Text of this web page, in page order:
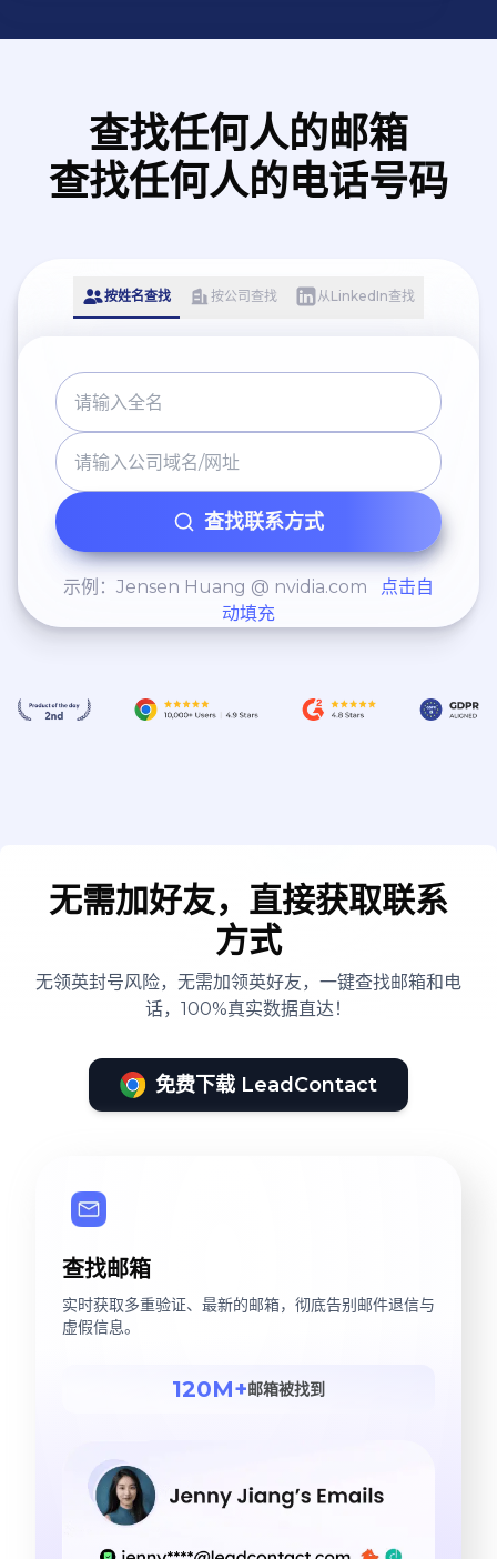
查找任何人的邮箱
查找任何人的电话号码
按姓名查找 按公司查找 从LinkedIn查找
查找联系方式
示例：Jensen Huang @ nvidia.com
点击自
动填充
无需加好友，直接获取联系
方式
无领英封号风险，无需加领英好友，一键查找邮箱和电
话，100%真实数据直达！
免费下载 LeadContact
查找邮箱
实时获取多重验证、最新的邮箱，彻底告别邮件退信与
虚假信息。
120M+邮箱被找到